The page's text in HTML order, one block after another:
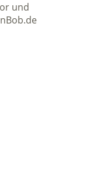
und
Feed